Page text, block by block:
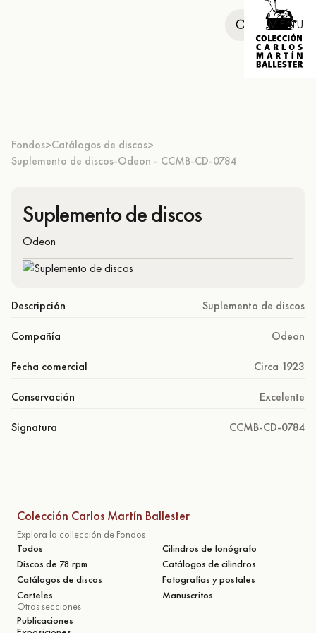
MENU
Fondos>Catálogos de discos>
Suplemento de discos-Odeon - CCMB-CD-0784
Suplemento de discos
Odeon
Descripción Suplemento de discos
Compañía Odeon
Fecha comercial Circa 1923
Conservación Excelente
Signatura CCMB-CD-0784
Colección Carlos Martín Ballester
Explora la collección de Fondos
Todos
Cilindros de fonógrafo
Discos de 78 rpm
Catálogos de cilindros
Catálogos de discos
Fotografías y postales
Carteles
Manuscritos
Otras secciones
Publicaciones